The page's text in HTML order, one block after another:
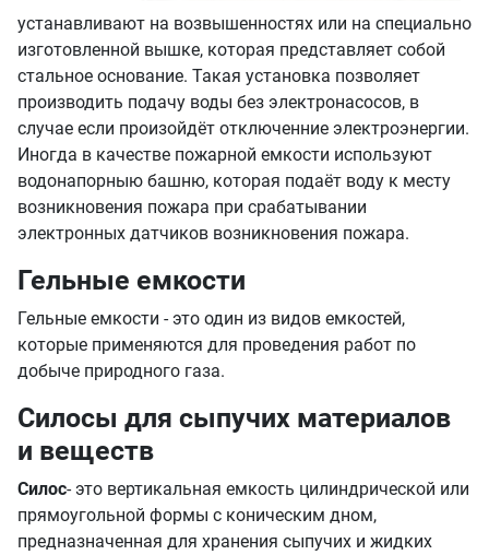
устанавливают на возвышенностях или на специально
изготовленной вышке, которая представляет собой
стальное основание. Такая установка позволяет
производить подачу воды без электронасосов, в
случае если произойдёт отключенние электроэнергии.
Иногда в качестве пожарной емкости используют
водонапорныю башню, которая подаёт воду к месту
возникновения пожара при срабатывании
электронных датчиков возникновения пожара.
Гельные емкости
Гельные емкости - это один из видов емкостей,
которые применяются для проведения работ по
добыче природного газа.
Силосы для сыпучих материалов
и веществ
Силос- это вертикальная емкость цилиндрической или
прямоугольной формы с коническим дном,
предназначенная для хранения сыпучих и жидких